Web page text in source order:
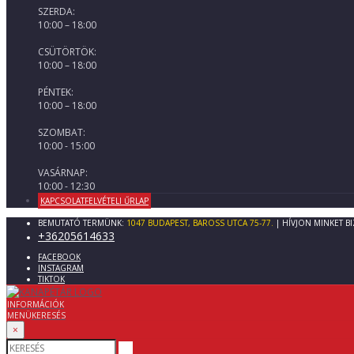
SZERDA:
10:00 – 18:00
CSÜTÖRTÖK:
10:00 – 18:00
PÉNTEK:
10:00 – 18:00
SZOMBAT:
10:00 - 15:00
VASÁRNAP:
10:00 - 12:30
KAPCSOLATFELVÉTELI ŰRLAP
BEMUTATÓ TERMÜNK: 1047 BUDAPEST, BAROSS UTCA 75-77. | HÍVJON MINKET
+36205614633
FACEBOOK
INSTAGRAM
TIKTOK
INFORMÁCIÓK
MENÜKERESÉS
×